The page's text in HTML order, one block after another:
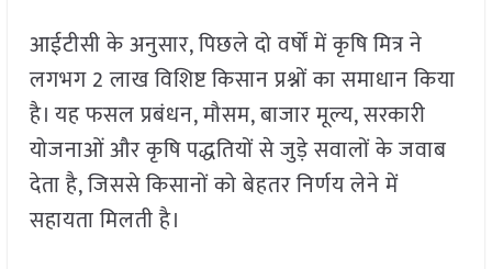
आईटीसी के अनुसार, पिछले दो वर्षों में कृषि मित्र ने
लगभग 2 लाख विशिष्ट किसान प्रश्नों का समाधान किया
है। यह फसल प्रबंधन, मौसम, बाजार मूल्य, सरकारी
योजनाओं और कृषि पद्धतियों से जुड़े सवालों के जवाब
देता है, जिससे किसानों को बेहतर निर्णय लेने में
सहायता मिलती है।